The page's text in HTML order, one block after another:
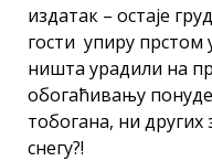
издатак – остаје
гости упиру прстом
ништа урадили на
обогаћивању
тобогана, ни других
снегу?!